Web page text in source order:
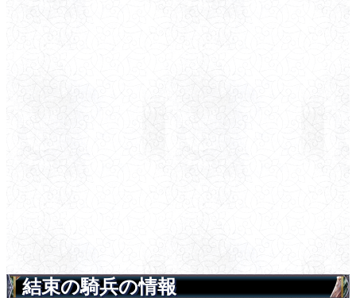
結束の騎兵の情報